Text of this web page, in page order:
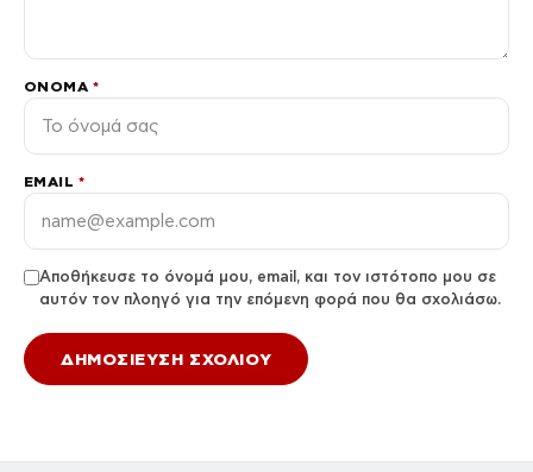
ΌΝΟΜΑ *
EMAIL *
Αποθήκευσε το όνομά μου, email, και τον ιστότοπο μου σε
αυτόν τον πλοηγό για την επόμενη φορά που θα σχολιάσω.